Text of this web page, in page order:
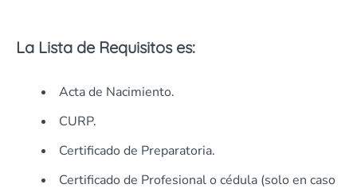
La Lista de Requisitos es:
Acta de Nacimiento.
CURP.
Certificado de Preparatoria.
Certificado de Profesional o cédula (solo en caso